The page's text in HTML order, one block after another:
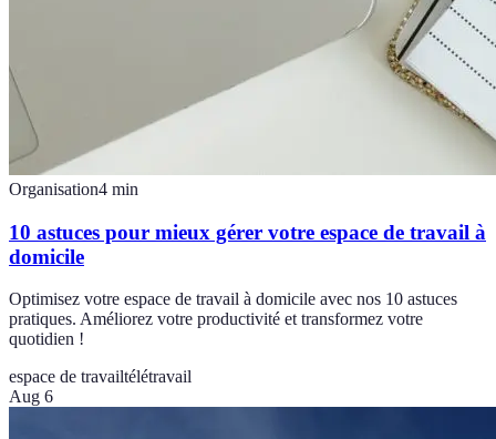
Organisation4 min
10 astuces pour mieux gérer votre espace de travail à
domicile
Optimisez votre espace de travail à domicile avec nos 10 astuces
pratiques. Améliorez votre productivité et transformez votre
quotidien !
espace de travailtélétravail
Aug 6